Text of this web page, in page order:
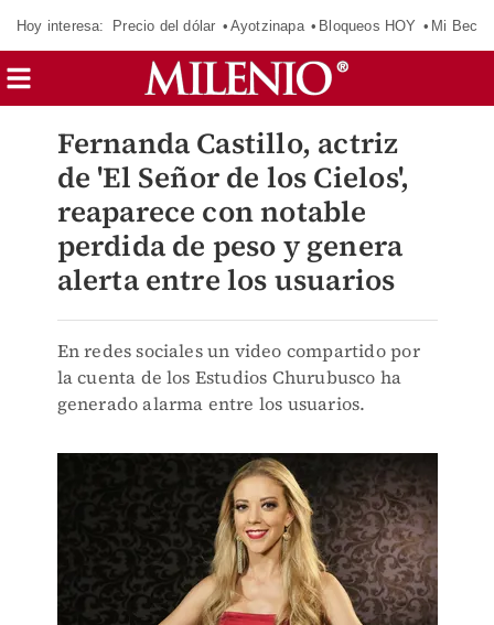
Hoy interesa: Precio del dólar Ayotzinapa Bloqueos HOY Mi Beca
Fernanda Castillo, actriz
de 'El Señor de los Cielos',
reaparece con notable
perdida de peso y genera
alerta entre los usuarios
En redes sociales un video compartido por
la cuenta de los Estudios Churubusco ha
generado alarma entre los usuarios.